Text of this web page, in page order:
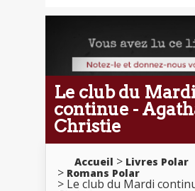
Le club du
continue -
Christie
Accueil
Livres Polar
Romans Polar
Le club du Mardi